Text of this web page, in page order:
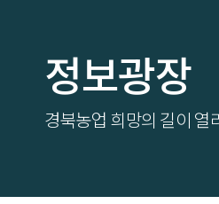
정보광장
경북농업 희망의 길이